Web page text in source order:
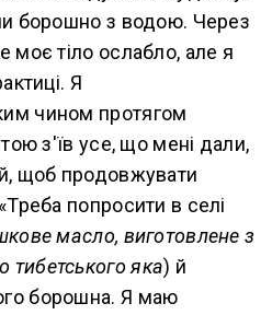
борошно з водою. Через
моє тіло ослабло, але я
Я
чином протягом
з'їв усе, що мені дали,
щоб продовжувати
попросити в селі
масло, виготовлене з
яка) й
борошна. Я маю